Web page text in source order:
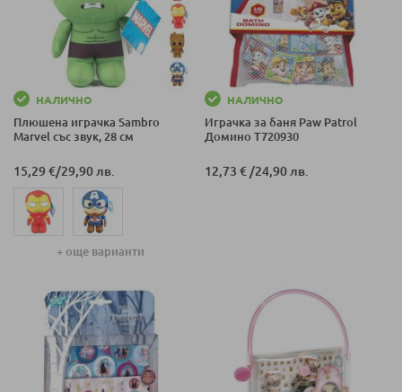
НАЛИЧНО
Плюшена играчка Sambro
Marvel със звук, 28 см
15,29 €/29,90 лв.
+ още варианти
НАЛИЧНО
Играчка за баня Paw Patrol
Домино T720930
12,73 € /24,90 лв.